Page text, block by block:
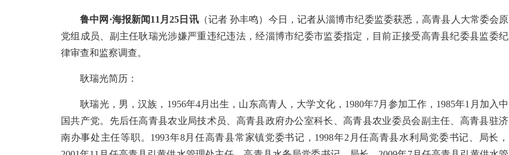
鲁中网 ·海报新闻11 月25 日讯（记者 孙丰鸣）今日，记者从淄博市纪委监委获悉，高青县人大常委会原
党组成员、副主任耿瑞光涉嫌严重违纪违法，经淄博市纪委市监委指定，目前正接受高青县纪委县监委纪
律审查和监察调查。
耿瑞光简历：
耿瑞光，男，汉族， 1956年4月出生，山东高青人，大学文化，1980年7月参加工作，1985年1月加入中
国共产党。先后任高青县农业局技术员、高青县政府办公室科长、高青县农业委员会副主任、高青县驻济
南办事处主任等职。1993年8月任高青县常家镇党委书记，1998年2月任高青县水利局党委书记、局长，